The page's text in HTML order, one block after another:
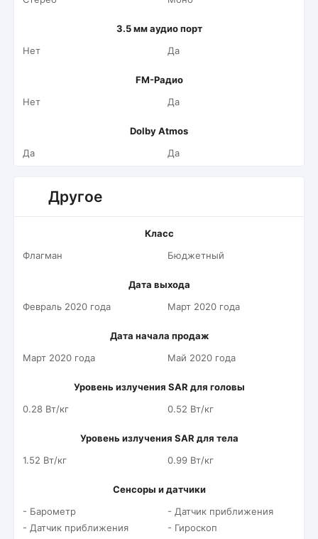
3.5 мм аудио порт
Нет
Да
FM-Радио
Нет
Да
Dolby Atmos
Да
Да
Другое
Класс
Флагман
Бюджетный
Дата выхода
Февраль 2020 года
Март 2020 года
Дата начала продаж
Март 2020 года
Май 2020 года
Уровень излучения SAR для головы
0.28 Вт/кг
0.52 Вт/кг
Уровень излучения SAR для тела
1.52 Вт/кг
0.99 Вт/кг
Сенсоры и датчики
- Барометр
- Датчик приближения
- Датчик приближения
- Гироскоп